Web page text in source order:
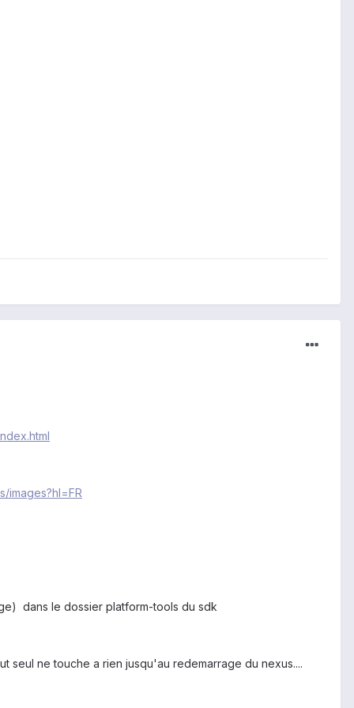
images?hl=FR
dans le dossier platform-tools du sdk
ne touche a rien jusqu'au redemarrage du nexus....